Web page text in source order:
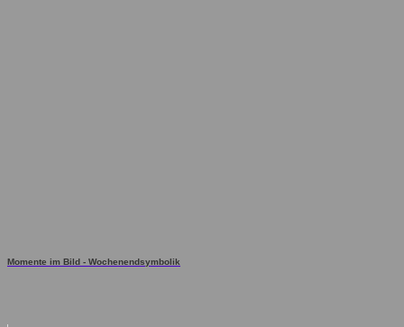
Momente im Bild - Wochenendsymbolik